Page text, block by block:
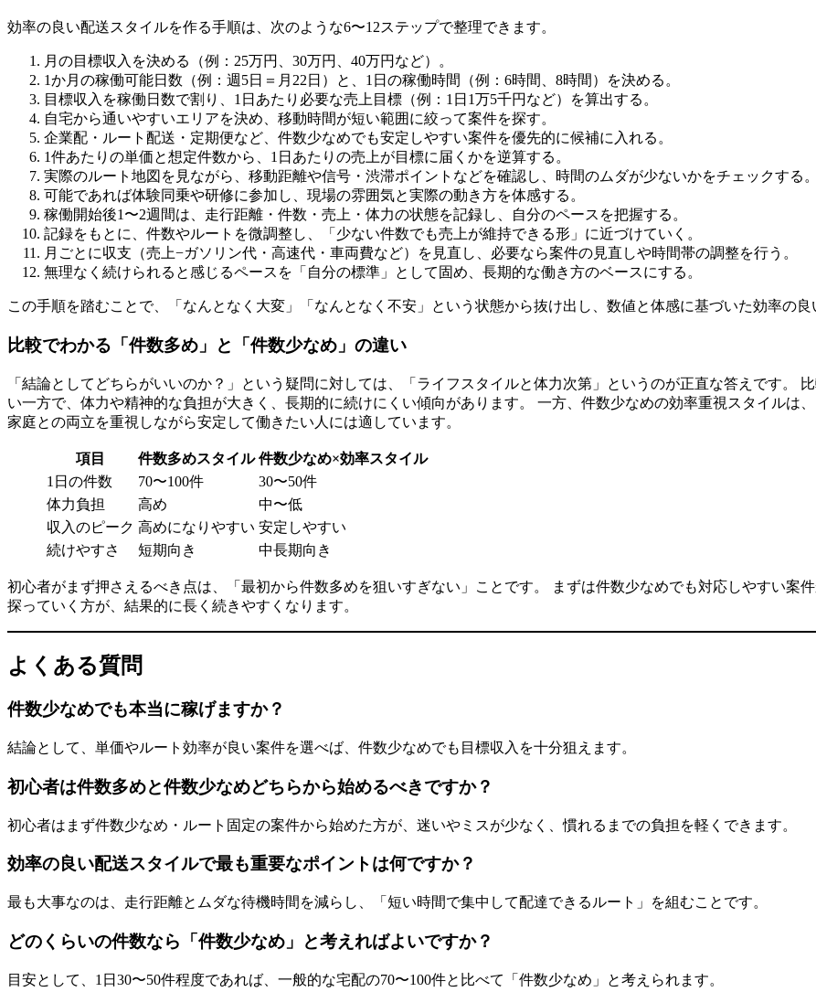
効率の良い配送スタイルを作る手順は、次のような6〜12ステップで整理できます。
月の目標収入を決める（例：25万円、30万円、40万円など）。
1か月の稼働可能日数（例：週5日＝月22日）と、1日の稼働時間（例：6時間、8時間）を決める。
目標収入を稼働日数で割り、1日あたり必要な売上目標（例：1日1万5千円など）を算出する。
自宅から通いやすいエリアを決め、移動時間が短い範囲に絞って案件を探す。
企業配・ルート配送・定期便など、件数少なめでも安定しやすい案件を優先的に候補に入れる。
1件あたりの単価と想定件数から、1日あたりの売上が目標に届くかを逆算する。
実際のルート地図を見ながら、移動距離や信号・渋滞ポイントなどを確認し、時間のムダが少ないかをチェックする。
可能であれば体験同乗や研修に参加し、現場の雰囲気と実際の動き方を体感する。
稼働開始後1〜2週間は、走行距離・件数・売上・体力の状態を記録し、自分のペースを把握する。
記録をもとに、件数やルートを微調整し、「少ない件数でも売上が維持できる形」に近づけていく。
月ごとに収支（売上−ガソリン代・高速代・車両費など）を見直し、必要なら案件の見直しや時間帯の調整を行う。
無理なく続けられると感じるペースを「自分の標準」として固め、長期的な働き方のベースにする。
この手順を踏むことで、「なんとなく大変」「なんとなく不安」という状態から抜け出し、数値と体感に基づいた効率の良
比較でわかる「件数多め」と「件数少なめ」の違い
「結論としてどちらがいいのか？」という疑問に対しては、「ライフスタイルと体力次第」というのが正直な答えです。
い一方で、体力や精神的な負担が大きく、長期的に続けにくい傾向があります。 一方、件数少なめの効率重視スタイルは
家庭との両立を重視しながら安定して働きたい人には適しています。
項目 件数多めスタイル 件数少なめ×効率スタイル
1日の件数
70〜100件
30〜50件
体力負担
高め
中〜低
収入のピーク 高めになりやすい 安定しやすい
続けやすさ
短期向き 中長期向き
初心者がまず押さえるべき点は、「最初から件数多めを狙いすぎない」ことです。 まずは件数少なめでも対応しやすい案
探っていく方が、結果的に長く続きやすくなります。
よくある質問
件数少なめでも本当に稼げますか？
結論として、単価やルート効率が良い案件を選べば、件数少なめでも目標収入を十分狙えます。
初心者は件数多めと件数少なめどちらから始めるべきですか？
初心者はまず件数少なめ・ルート固定の案件から始めた方が、迷いやミスが少なく、慣れるまでの負担を軽くできます。
効率の良い配送スタイルで最も重要なポイントは何ですか？
最も大事なのは、走行距離とムダな待機時間を減らし、「短い時間で集中して配達できるルート」を組むことです。
どのくらいの件数なら「件数少なめ」と考えればよいですか？
目安として、1日30〜50件程度であれば、一般的な宅配の70〜100件と比べて「件数少なめ」と考えられます。